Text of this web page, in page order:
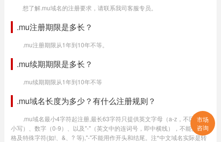
想了解.mu域名的注册要求，请联系我司客服专员。
.mu注册期限是多长？
.mu注册期限从1年到10年不等。
.mu续期期限是多长？
.mu续期期限从1年到10年不等
.mu域名长度为多少？有什么注册规则？
.mu域名最小4字符起注册,最长63字符只提供英文字母（a-z，不区分大
小写）、数字（0-9）、以及"-"（英文中的连词号，即中横线），不能使用空
格及特殊字符(如!、&、? 等),"-"不能用作开头和结尾。注*中文域名实际是转
市场
咨询